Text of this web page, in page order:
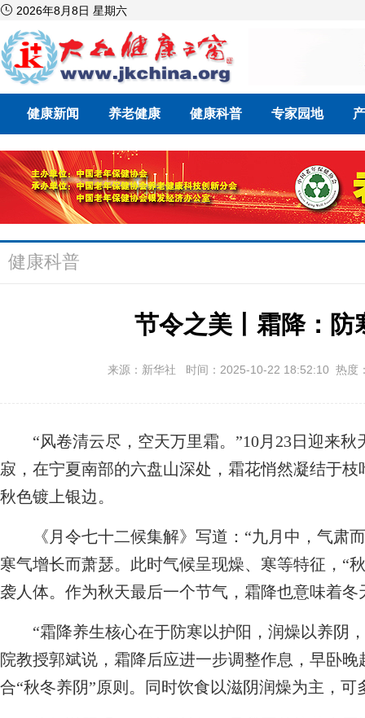
 2026年8月8日 星期六
健康新闻 养老健康 健康科普 专家园地
健康科普
节令之美丨霜降：防
来源：新华社 时间：2025-10-22 18:52:10 热度
“风卷清云尽，空天万里霜。”10月23日迎来
寂，在宁夏南部的六盘山深处，霜花悄然凝结于
秋色镀上银边。
《月令七十二候集解》写道：“九月中，气肃而
寒气增长而萧瑟。此时气候呈现燥、寒等特征，“
袭人体。作为秋天最后一个节气，霜降也意味着冬
“霜降养生核心在于防寒以护阳，润燥以养阴，
院教授郭斌说，霜降后应进一步调整作息，早卧
合“秋冬养阴”原则。同时饮食以滋阴润燥为主，